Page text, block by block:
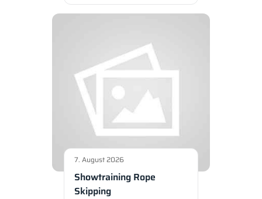
7. August 2026
Showtraining Rope
Skipping